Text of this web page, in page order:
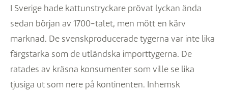
I Sverige hade kattunstryckare prövat lyckan ända
sedan början av 1700-talet, men mött en kärv
marknad. De svenskproducerade tygerna var inte lika
färgstarka som de utländska importtygerna. De
ratades av kräsna konsumenter som ville se lika
tjusiga ut som nere på kontinenten. Inhemsk